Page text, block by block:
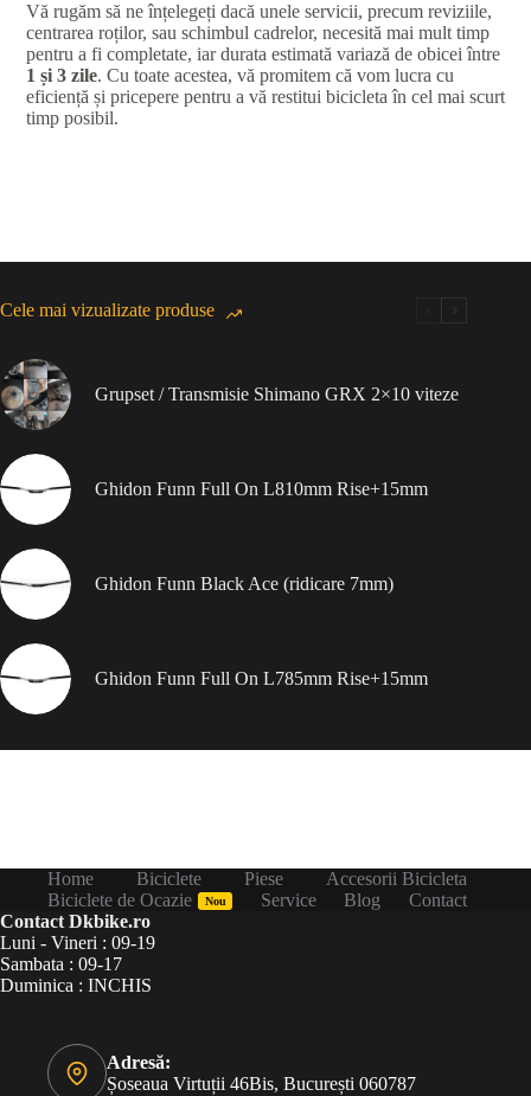
Vă rugăm să ne înțelegeți dacă unele servicii, precum reviziile,
centrarea roților, sau schimbul cadrelor, necesită mai mult timp
pentru a fi completate, iar durata estimată variază de obicei între
1 și 3 zile. Cu toate acestea, vă promitem că vom lucra cu
eficiență și pricepere pentru a vă restitui bicicleta în cel mai scurt
timp posibil.
Cele mai vizualizate produse
Grupset / Transmisie Shimano GRX 2×10 viteze
Ghidon Funn Full On L810mm Rise+15mm
Ghidon Funn Black Ace (ridicare 7mm)
Ghidon Funn Full On L785mm Rise+15mm
Home Biciclete Piese
Accesorii Bicicleta
Biciclete de Ocazie
Nou Service Blog
Contact
Contact Dkbike.ro
Luni - Vineri : 09-19
Sambata : 09-17
Duminica : INCHIS
Adresă:
Șoseaua Virtuții 46Bis, București 060787